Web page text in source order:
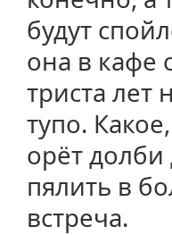
будут
она в кафе
триста лет
тупо.
орёт долби
пялить в
встреча.